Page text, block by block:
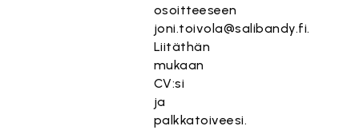
osoitteeseen
joni.toivola@salibandy.fi.
Liitäthän
mukaan
CV:si
ja
palkkatoiveesi.